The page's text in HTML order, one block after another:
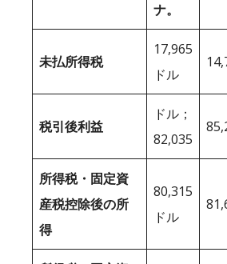
ナ。
未払所得税
17,965
ドル
税引後利益
ドル；
82,035
所得税・固定資
産税控除後の所
得
80,315
ドル